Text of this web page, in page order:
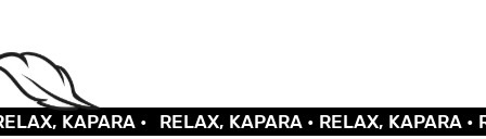
KAPARA • RELAX, KAPARA •RELAX, KAPARA •